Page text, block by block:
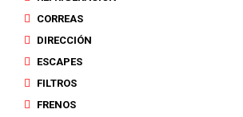
CORREAS
DIRECCIÓN
ESCAPES
FILTROS
FRENOS